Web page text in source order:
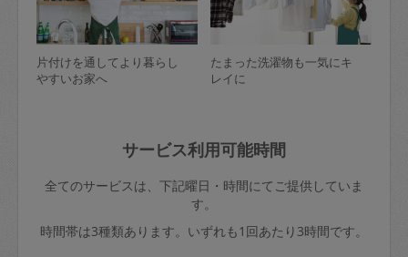
片付けを通してより暮らし
やすいお家へ
たまった洗濯物も一気にキ
レイに
サービス利用可能時間
全てのサービスは、下記曜日・時間にてご提供していま
す。
時間帯は3種類あります。いずれも1回あたり3時間です。